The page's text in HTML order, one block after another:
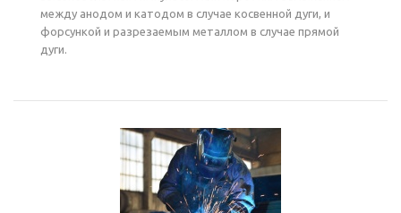
между анодом и катодом в случае косвенной дуги, и
форсункой и разрезаемым металлом в случае прямой
дуги.